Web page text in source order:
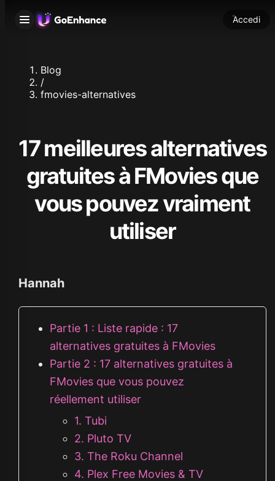
Accedi
Blog
/
fmovies-alternatives
17 meilleures alternatives
gratuites à FMovies que
vous pouvez vraiment
utiliser
Hannah
Partie 1 : Liste rapide : 17
alternatives gratuites à FMovies
Partie 2 : 17 alternatives gratuites à
FMovies que vous pouvez
réellement utiliser
1. Tubi
2. Pluto TV
3. The Roku Channel
4. Plex Free Movies & TV